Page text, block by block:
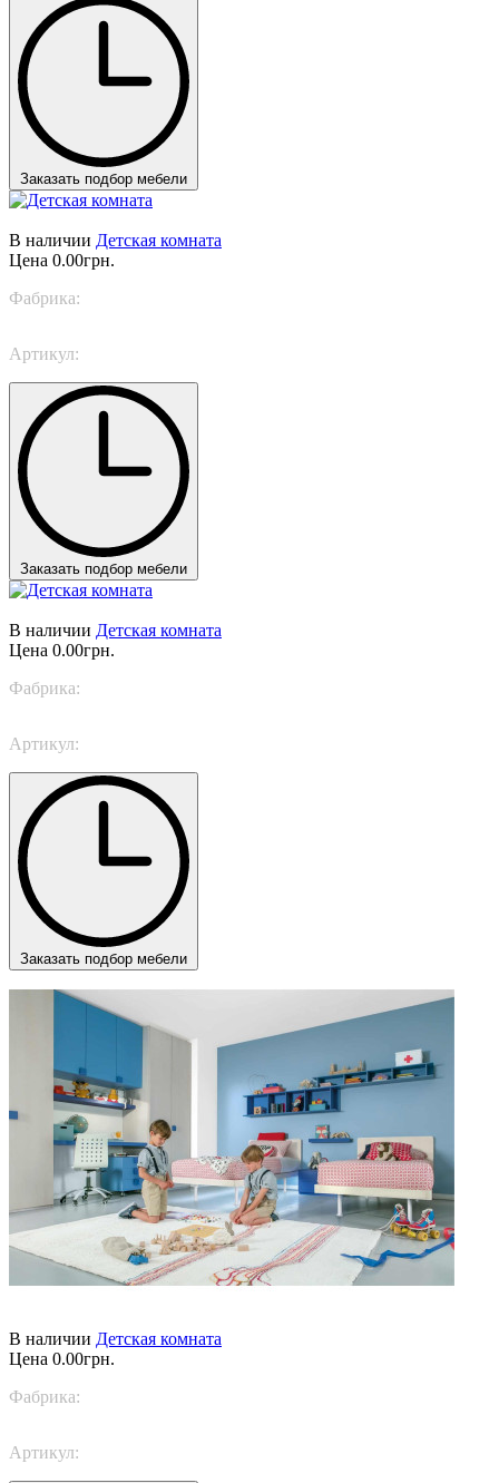
Заказать подбор мебели
В наличии Детская комната
Цена 0.00грн.
Фабрика:
Артикул:
Заказать подбор мебели
В наличии Детская комната
Цена 0.00грн.
Фабрика:
Артикул:
Заказать подбор мебели
В наличии Детская комната
Цена 0.00грн.
Фабрика:
Артикул: